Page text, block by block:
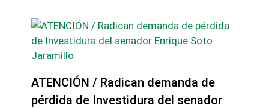
ATENCIÓN / Radican demanda de
pérdida de Investidura del senador